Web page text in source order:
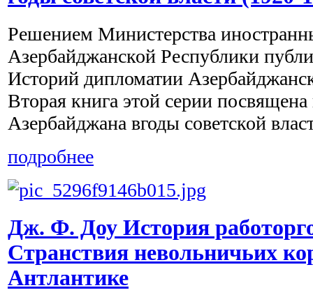
Решением Министерства
Азербайджанской Республики
Историй дипломатии
Вторая книга этой серии
Азербайджана вгоды советской
подробнее
Дж. Ф. Доу История
Странствия невольничьих
Антлантике